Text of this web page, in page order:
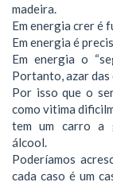
madeira.
Em energia crer é
Em energia é
Em energia o
Portanto, azar das
Por isso que o
como vitima
tem um carro a
álcool.
Poderíamos
cada caso é um